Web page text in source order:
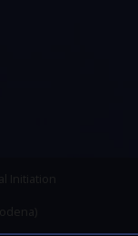
Initiation